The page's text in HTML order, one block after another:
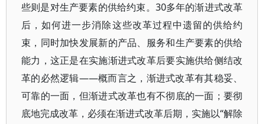
些则是对生产要素的供给约束。30多年的渐进式改革
后，如何进一步消除这些改革过程中遗留的供给约
束，同时加快发展新的产品、服务和生产要素的供给
能力，这正是在实施渐进式改革后要实施供给侧结改
革的必然逻辑——概而言之，渐进式改革有其稳妥、
可靠的一面，但渐进式改革也有不彻底的一面；要彻
底地完成改革，必须在渐进式改革后期，实施以“解除